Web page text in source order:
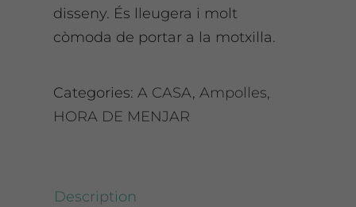
disseny. És lleugera i molt
còmoda de portar a la motxilla.
Categories:A CASA,Ampolles,
HORA DE MENJAR
Description